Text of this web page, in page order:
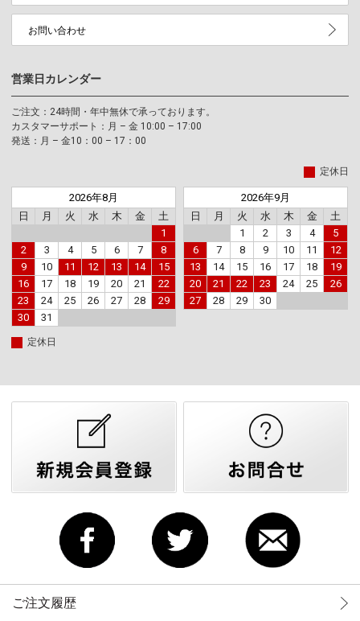
お問い合わせ
営業日カレンダー
ご注文：24時間・年中無休で承っております。
カスタマーサポート：月 – 金 10:00 – 17:00
発送：月 – 金10：00 – 17：00
定休日
2026年8月
日
月 火 水 木 金
土
1
2
3 4 5 6 7
8
9
10 11 12 13 14
15
16
17 18 19 20 21
22
23
24 25 26 27 28
29
30
31
2026年9月
日
月 火 水 木 金
土
1
2 3 4
5
6
7 8 9 10 11
12
13
14 15 16 17 18
19
20
21 22 23 24 25
26
27
28 29 30
定休日
ご注文履歴